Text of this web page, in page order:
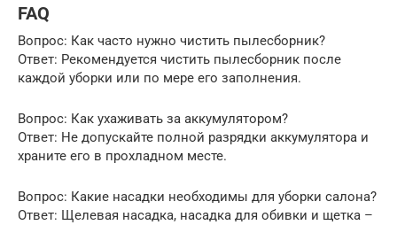
FAQ
Вопрос: Как часто нужно чистить пылесборник?
Ответ: Рекомендуется чистить пылесборник после
каждой уборки или по мере его заполнения.
Вопрос: Как ухаживать за аккумулятором?
Ответ: Не допускайте полной разрядки аккумулятора и
храните его в прохладном месте.
Вопрос: Какие насадки необходимы для уборки салона?
Ответ: Щелевая насадка, насадка для обивки и щетка –